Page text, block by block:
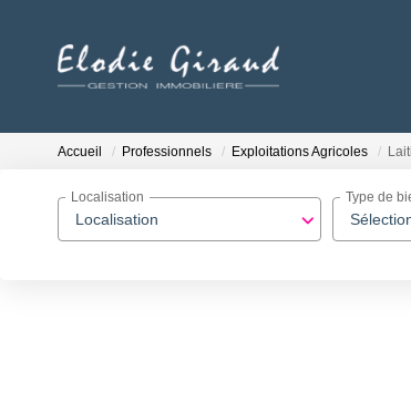
Accueil Professionnels Exploitations Agricoles
Localisation
Localisation Type de